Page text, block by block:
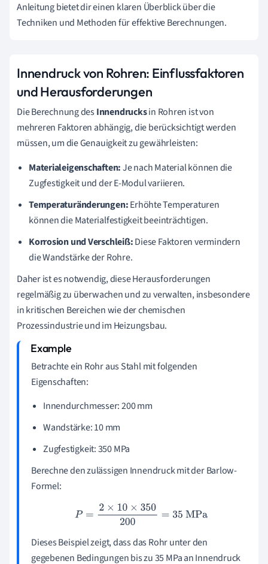
Anleitung bietet dir einen klaren Überblick über die
Techniken und Methoden für effektive Berechnungen.
Innendruck von Rohren: Einflussfaktoren
und Herausforderungen
Die Berechnung desInnendrucksin Rohren ist von
mehreren Faktoren abhängig, die berücksichtigt werden
müssen, um die Genauigkeit zu gewährleisten:
Materialeigenschaften:Je nach Material können die
Zugfestigkeit und der E-Modul variieren.
Temperaturänderungen:Erhöhte Temperaturen
können die Materialfestigkeit beeinträchtigen.
Korrosion und Verschleiß:Diese Faktoren vermindern
die Wandstärke der Rohre.
Daher ist es notwendig, diese Herausforderungen
regelmäßig zu überwachen und zu verwalten, insbesondere
in kritischen Bereichen wie der chemischen
Prozessindustrie und im Heizungsbau.
Betrachte ein Rohr aus Stahl mit folgenden
Eigenschaften:
Innendurchmesser: 200 mm
Wandstärke: 10 mm
Zugfestigkeit: 350 MPa
Berechne den zulässigen Innendruck mit der Barlow-
Formel:
P=2×10×350200= 35 MPa
Dieses Beispiel zeigt, dass das Rohr unter den
gegebenen Bedingungen bis zu 35 MPa an Innendruck